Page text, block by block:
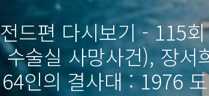
드편 다시보기 - 115
수술실 사망사건), 장
인의 결사대 : 1976